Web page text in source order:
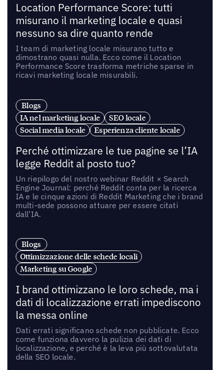
Location Performance Score: tutti
misurano il marketing locale e quasi
nessuno sa dire quanto rende
I team di marketing locale misurano tutto e
dimostrano quasi nulla. Ecco come il Location
Performance Score trasforma metriche sparse in
ricavi marketing locale misurabili.
Blogs
IA nel marketing locale
SEO locale
Social media locale
Esperienza cliente locale
Perché ottimizzare le tue pagine se l’IA
legge Reddit al posto tuo?
Un riepilogo del nostro webinar Reddit × Search
Engine Journal: perché Reddit conta per la ricerca
IA e le cinque azioni di Reddit Marketing che i brand
multi-sede possono attuare per essere citati
dall’IA.
Blogs
Ottimizzazione delle schede locali
Marketing su Google
I brand ottimizzano le loro schede, ma i
dati di localizzazione errati impediscono
la messa online
Dati errati significano schede non pubblicate. Ecco
come funziona davvero la pulizia dei dati di
localizzazione, e perché è la leva più sottovalutata
della SEO locale.